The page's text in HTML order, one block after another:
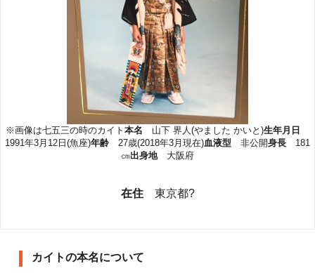
※画像は七五三の時のカイト 本名 山下 界人(やました かいと)生年月日
1991年3月12日(魚座)年齢 27歳(2018年3月現在)血液型 非公開身長 181
㎝出身地 大阪府
在住 東京都?
カイトの本名について